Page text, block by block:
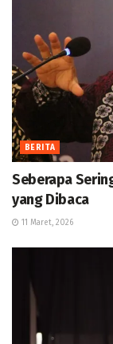
BERITA
Seberapa
yang Dibaca
11 Maret, 2026